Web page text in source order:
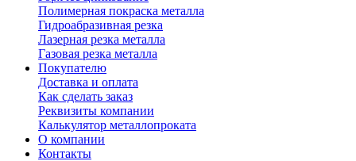
Полимерная покраска металла
Гидроабразивная резка
Лазерная резка металла
Газовая резка металла
Покупателю
Доставка и оплата
Как сделать заказ
Реквизиты компании
Калькулятор металлопроката
О компании
Контакты